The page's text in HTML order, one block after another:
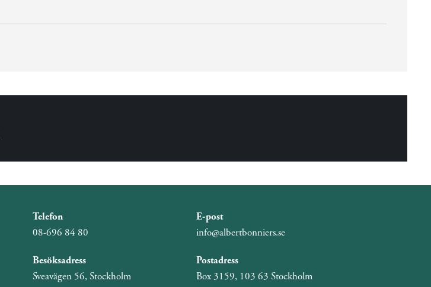
Telefon
08-696 84 80
E-post
info@albertbonniers.se
Besöksadress
Sveavägen 56, Stockholm
Postadress
Box 3159, 103 63 Stockholm